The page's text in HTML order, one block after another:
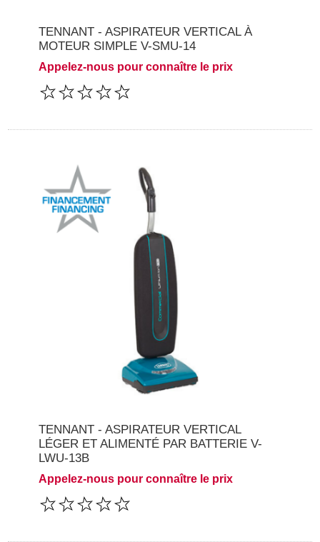
TENNANT - ASPIRATEUR VERTICAL À
MOTEUR SIMPLE V-SMU-14
Appelez-nous pour connaître le prix
TENNANT - ASPIRATEUR VERTICAL
LÉGER ET ALIMENTÉ PAR BATTERIE V-
LWU-13B
Appelez-nous pour connaître le prix